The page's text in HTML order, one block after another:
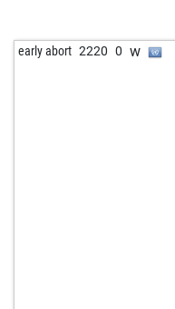
early abort 2220 0 w